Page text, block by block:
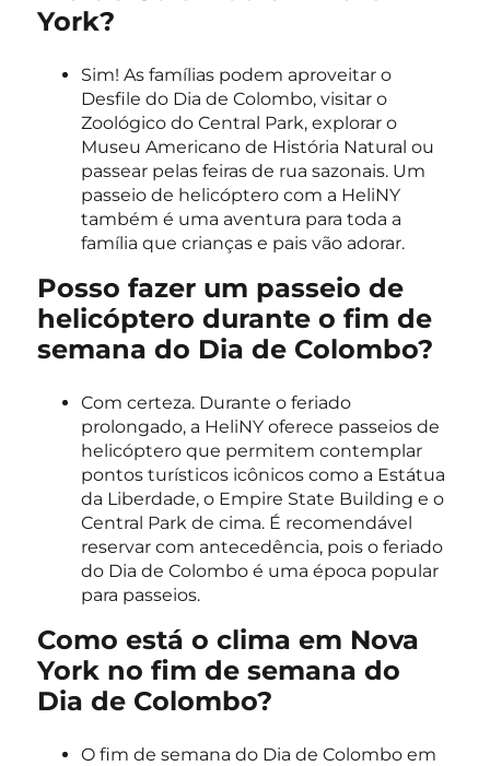
York?
Sim! As famílias podem aproveitar o
Desfile do Dia de Colombo, visitar o
Zoológico do Central Park, explorar o
Museu Americano de História Natural ou
passear pelas feiras de rua sazonais. Um
passeio de helicóptero com a HeliNY
também é uma aventura para toda a
família que crianças e pais vão adorar.
Posso fazer um passeio de
helicóptero durante o fim de
semana do Dia de Colombo?
Com certeza. Durante o feriado
prolongado, a HeliNY oferece passeios de
helicóptero que permitem contemplar
pontos turísticos icônicos como a Estátua
da Liberdade, o Empire State Building e o
Central Park de cima. É recomendável
reservar com antecedência, pois o feriado
do Dia de Colombo é uma época popular
para passeios.
Como está o clima em Nova
York no fim de semana do
Dia de Colombo?
O fim de semana do Dia de Colombo em